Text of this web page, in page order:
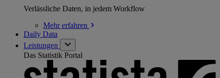
Verlässliche Daten, in jedem Workflow
Mehrerfahren
Daily Data
Leistungen
Das Statistik Portal